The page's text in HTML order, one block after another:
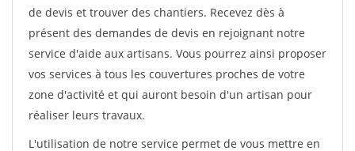
de devis et trouver des chantiers. Recevez dès à
présent des demandes de devis en rejoignant notre
service d'aide aux artisans. Vous pourrez ainsi proposer
vos services à tous les couvertures proches de votre
zone d'activité et qui auront besoin d'un artisan pour
réaliser leurs travaux.
L'utilisation de notre service permet de vous mettre en